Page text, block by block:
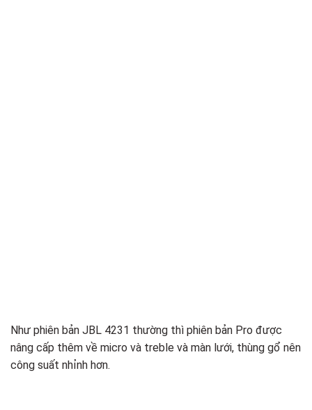
Như phiên bản JBL 4231 thường thì phiên bản Pro được
nâng cấp thêm về micro và treble và màn lưới, thùng gổ nên
công suất nhỉnh hơn.